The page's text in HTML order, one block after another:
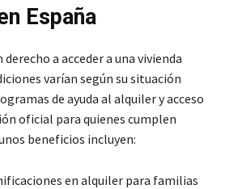
España
a acceder a una vivienda
varían según su situación
de ayuda al alquiler y acceso
oficial para quienes cumplen
beneficios incluyen:
en alquiler para familias